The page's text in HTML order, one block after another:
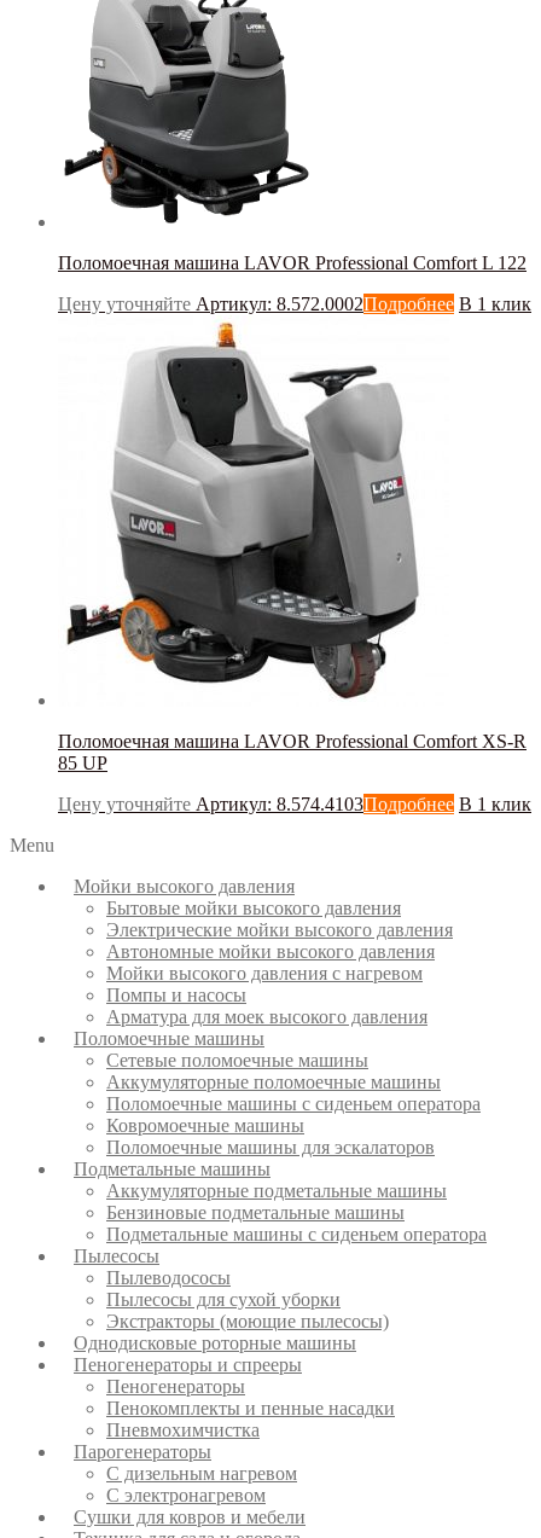
Поломоечная машина LAVOR Professional Comfort L 122
Цену уточняйте Артикул: 8.572.0002Подробнее В 1 клик
Поломоечная машина LAVOR Professional Comfort XS-R
85 UP
Цену уточняйте Артикул: 8.574.4103Подробнее В 1 клик
Menu
Мойки высокого давления
Бытовые мойки высокого давления
Электрические мойки высокого давления
Автономные мойки высокого давления
Мойки высокого давления с нагревом
Помпы и насосы
Арматура для моек высокого давления
Поломоечные машины
Сетевые поломоечные машины
Аккумуляторные поломоечные машины
Поломоечные машины с сиденьем оператора
Ковромоечные машины
Поломоечные машины для эскалаторов
Подметальные машины
Аккумуляторные подметальные машины
Бензиновые подметальные машины
Подметальные машины с сиденьем оператора
Пылесосы
Пылеводососы
Пылесосы для сухой уборки
Экстракторы (моющие пылесосы)
Однодисковые роторные машины
Пеногенераторы и спрееры
Пеногенераторы
Пенокомплекты и пенные насадки
Пневмохимчистка
Парогенераторы
С дизельным нагревом
С электронагревом
Сушки для ковров и мебели